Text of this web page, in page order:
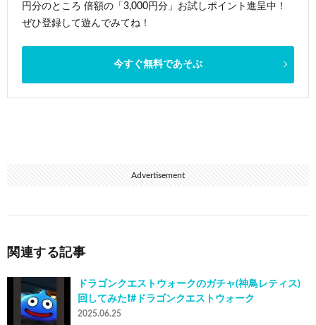
円分のところ 倍額の「3,000円分」お試しポイント進呈中！
ぜひ登録して遊んでみてね！
今すぐ無料であそぶ
Advertisement
関連する記事
ドラゴンクエストウォークのガチャ(神鳥レティス)
回してみた❗️#ドラゴンクエストウォーク
2025.06.25